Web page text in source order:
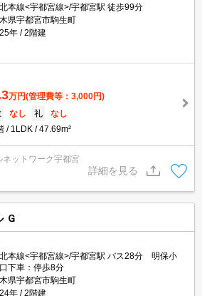
本線<宇都宮線>/宇都宮駅 徒歩99分
県宇都宮市駒生町
年
2階建
万円(管理費等：3,000円)
なし 礼
なし
1LDK 47.69m²
ネットワーク宇都宮
詳細を見る
Ｇ
本線<宇都宮線>/宇都宮駅 バス28分 明保小
下車：停歩8分
県宇都宮市駒生町
年
2階建